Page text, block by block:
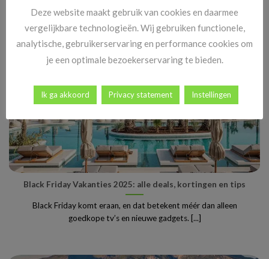
Black Friday Vakanties 2025: alle deals, kortingen en tips
Black Friday komt eraan, en dat betekent méér dan alleen
goedkope tv’s en nieuwe gadgets. [...]
Deze website maakt gebruik van cookies en daarmee
vergelijkbare technologieën. Wij gebruiken functionele,
analytische, gebruikerservaring en performance cookies om
je een optimale bezoekerservaring te bieden.
Ik ga akkoord Privacy statement Instellingen